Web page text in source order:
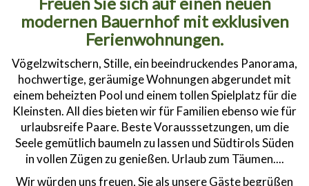
modernen Bauernhof mit exklusiven
Ferienwohnungen.
Vögelzwitschern, Stille, ein beeindruckendes Panorama,
hochwertige, geräumige Wohnungen abgerundet mit
einem beheizten Pool und einem tollen Spielplatz für die
Kleinsten. All dies bieten wir für Familien ebenso wie für
urlaubsreife Paare. Beste Vorausssetzungen, um die
Seele gemütlich baumeln zu lassen und Südtirols Süden
in vollen Zügen zu genießen. Urlaub zum Täumen....
Wir würden uns freuen, Sie als unsere Gäste begrüßen